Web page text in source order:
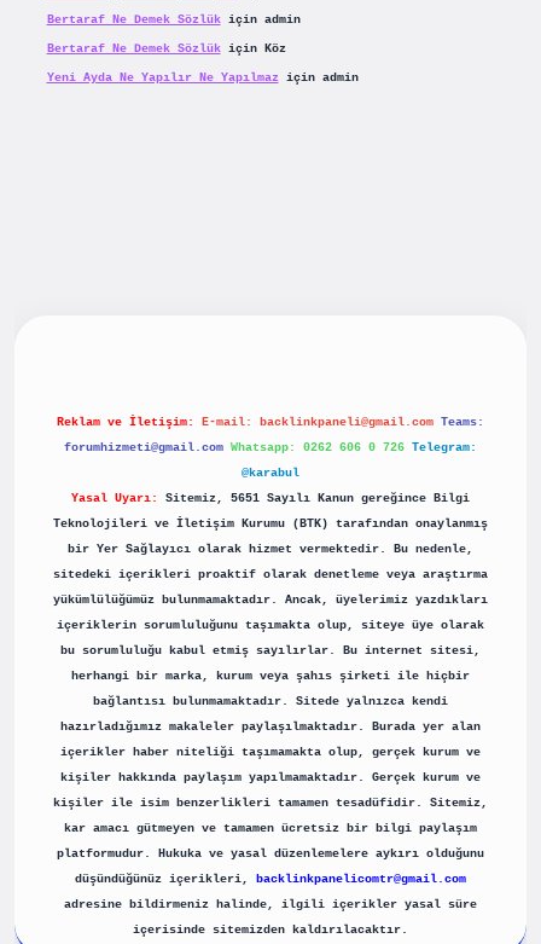
Bertaraf Ne Demek Sözlükiçin admin
Bertaraf Ne Demek Sözlükiçin Köz
Yeni Ayda Ne Yapılır Ne Yapılmaziçin admin
Reklam ve İletişim: E-mail: backlinkpaneli@gmail.com Teams:
forumhizmeti@gmail.com Whatsapp: 0262 606 0 726 Telegram:
@karabul
Yasal Uyarı:
Sitemiz, 5651 Sayılı Kanun gereğince Bilgi
Teknolojileri ve İletişim Kurumu (BTK) tarafından onaylanmış
bir Yer Sağlayıcı olarak hizmet vermektedir. Bu nedenle,
sitedeki içerikleri proaktif olarak denetleme veya araştırma
yükümlülüğümüz bulunmamaktadır. Ancak, üyelerimiz yazdıkları
içeriklerin sorumluluğunu taşımakta olup, siteye üye olarak
bu sorumluluğu kabul etmiş sayılırlar. Bu internet sitesi,
herhangi bir marka, kurum veya şahıs şirketi ile hiçbir
bağlantısı bulunmamaktadır. Sitede yalnızca kendi
hazırladığımız makaleler paylaşılmaktadır. Burada yer alan
içerikler haber niteliği taşımamakta olup, gerçek kurum ve
kişiler hakkında paylaşım yapılmamaktadır. Gerçek kurum ve
kişiler ile isim benzerlikleri tamamen tesadüfidir. Sitemiz,
kar amacı gütmeyen ve tamamen ücretsiz bir bilgi paylaşım
platformudur. Hukuka ve yasal düzenlemelere aykırı olduğunu
düşündüğünüz içerikleri,
backlinkpanelicomtr@gmail.com
adresine bildirmeniz halinde, ilgili içerikler yasal süre
içerisinde sitemizden kaldırılacaktır.